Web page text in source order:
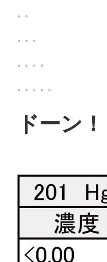
。。
。。。
。。。。
。。。。。
ドーン